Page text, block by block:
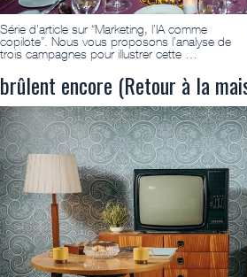
Série d’article sur “Marketing, l’IA comme
copilote”. Nous vous proposons l’analyse de
trois campagnes pour illustrer cette …
brûlent encore (Retour à la